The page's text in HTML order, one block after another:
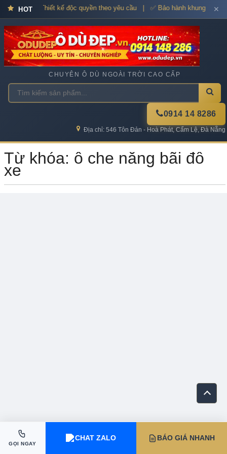
HOT
cao cấp – Thiết kế độc quyền theo yêu cầu | ✅ Bảo hành khung ✕
CHUYÊN Ô DÙ NGOÀI TRỜI CAO CẤP
0914 14 8286
Địa chỉ: 546 Tôn Đản - Hoà Phát, Cẩm Lệ, Đà Nẵng
Từ khóa: ô che nắng bãi đỗ
xe
GỌI NGAY
CHAT ZALO BÁO GIÁ NHANH